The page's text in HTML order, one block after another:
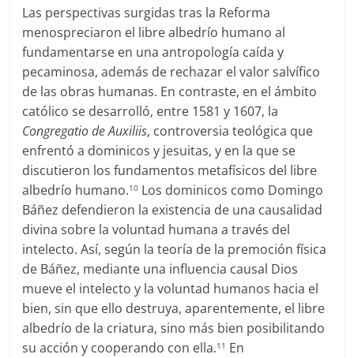
Las perspectivas surgidas tras la Reforma
menospreciaron el libre albedrío humano al
fundamentarse en una antropología caída y
pecaminosa, además de rechazar el valor salvífico
de las obras humanas. En contraste, en el ámbito
católico se desarrolló, entre 1581 y 1607, la
Congregatio de Auxiliis, controversia teológica que
enfrentó a dominicos y jesuitas, y en la que se
discutieron los fundamentos metafísicos del libre
albedrío humano.10 Los dominicos como Domingo
Báñez defendieron la existencia de una causalidad
divina sobre la voluntad humana a través del
intelecto. Así, según la teoría de la premoción física
de Báñez, mediante una influencia causal Dios
mueve el intelecto y la voluntad humanos hacia el
bien, sin que ello destruya, aparentemente, el libre
albedrío de la criatura, sino más bien posibilitando
su acción y cooperando con ella.11 En